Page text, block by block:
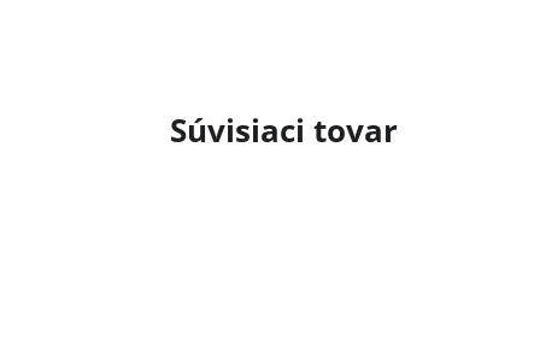
Súvisiaci tovar